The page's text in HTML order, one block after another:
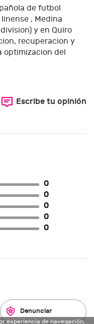
de futbol
, Medina
y en Quiro
recuperacion y
optimizacion del
Escribe tu opinión
0
0
0
0
0
Denunciar
experiencia de navegación.